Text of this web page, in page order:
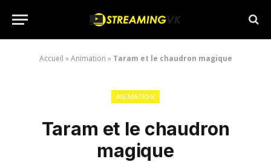
Accueil »Animation » Taram et le chaudron magique
ANIMATION
Taram et le chaudron
magique